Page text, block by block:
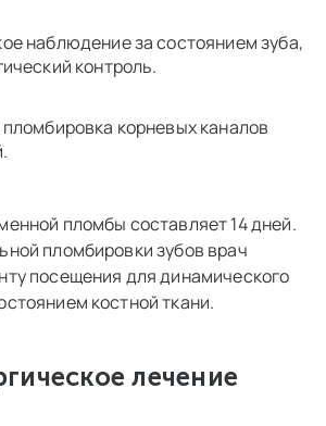
наблюдение за состоянием зуба,
контроль.
корневых каналов
пломбы составляет 14 дней.
пломбировки зубов врач
посещения для динамического
костной ткани.
лечение